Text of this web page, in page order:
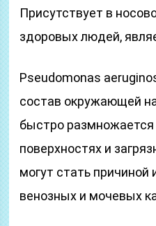
Присутствует в
здоровых людей,
Pseudomonas
состав окружающей
быстро
поверхностях и
могут стать причиной
венозных и мочевых